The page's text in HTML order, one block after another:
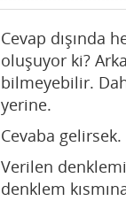
Cevap dışında
oluşuyor ki?
bilmeyebilir.
yerine.
Cevaba gelirsek.
Verilen
denklem